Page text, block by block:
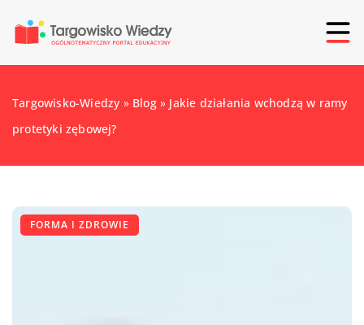
Targowisko-Wiedzy » Blog» Jakie działania wchodzą w ramy
protetyki zębowej?
FORMA I ZDROWIE